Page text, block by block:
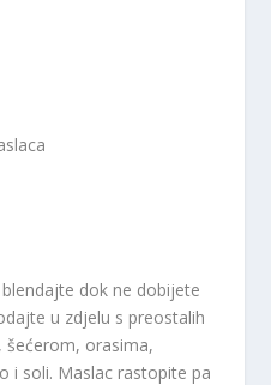
dok ne dobijete
u zdjelu s preostalih
šećerom, orasima,
i soli. Maslac rastopite pa